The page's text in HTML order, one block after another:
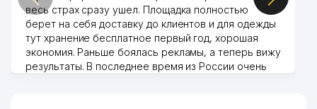
весь страх сразу ушел. Площадка полностью
берет на себя доставку до клиентов и для одежды
тут хранение бесплатное первый год, хорошая
экономия. Раньше боялась рекламы, а теперь вижу
результаты. В последнее время из России очень